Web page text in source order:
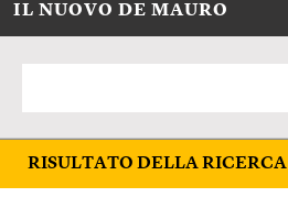
IL NUOVO DE MAURO
RISULTATO DELLA RICERCA